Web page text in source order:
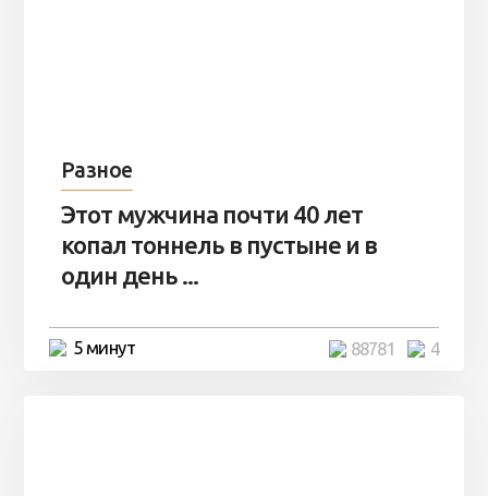
Разное
Этот мужчина почти 40 лет
копал тоннель в пустыне и в
один день ...
5 минут 4
88781